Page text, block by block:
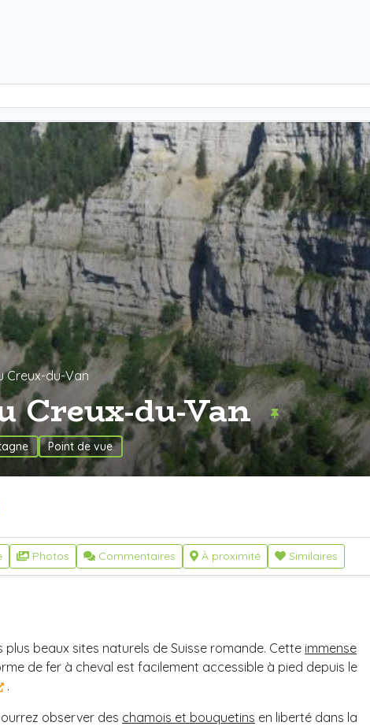
Creux-du-Van
Creux-du-Van
Point de vue
Photos Commentaires À proximité Similaires
plus beaux sites naturels de Suisse romande. Cette immense
de fer à cheval est facilement accessible à pied depuis le
.
observer des chamois et bouquetins en liberté dans la